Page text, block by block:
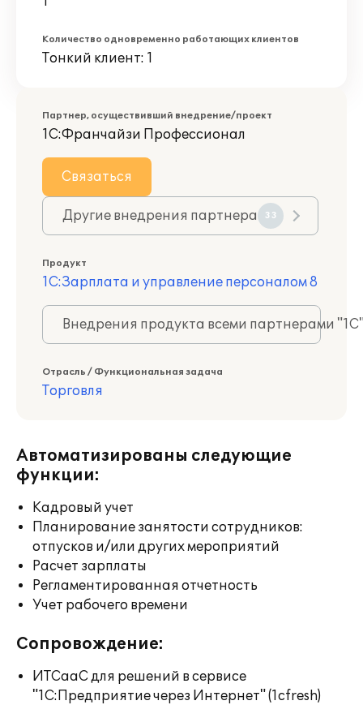
Количество одновременно работающих клиентов
Тонкий клиент: 1
Партнер, осуществивший внедрение/проект
1С:Франчайзи Профессионал
Связаться
Другие внедрения партнера 33
Продукт
1С:Зарплата и управление персоналом 8
Внедрения продукта всеми партнерами
Отрасль / Функциональная задача
Торговля
Автоматизированы следующие
функции:
Кадровый учет
Планирование занятости сотрудников:
отпусков и/или других мероприятий
Расчет зарплаты
Регламентированная отчетность
Учет рабочего времени
Сопровождение:
ИТСааС для решений в сервисе
"1С:Предприятие через Интернет" (1cfresh)